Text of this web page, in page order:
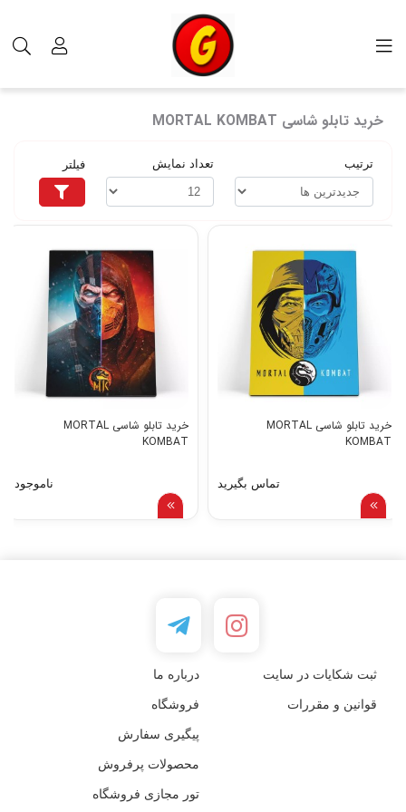
خرید تابلو شاسی MORTAL KOMBAT
خرید تابلو شاسی MORTAL KOMBAT
ترتیب تعداد نمایش فیلتر
خرید تابلو شاسی MORTAL
KOMBAT
تماس بگیرید
خرید تابلو شاسی MORTAL
KOMBAT
ناموجود
ثبت شکایات در سایت درباره ما
قوانین و مقررات فروشگاه
پیگیری سفارش
محصولات پرفروش
تور مجازی فروشگاه